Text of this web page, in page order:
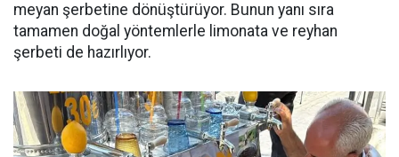
meyan şerbetine dönüştürüyor. Bunun yanı sıra
tamamen doğal yöntemlerle limonata ve reyhan
şerbeti de hazırlıyor.